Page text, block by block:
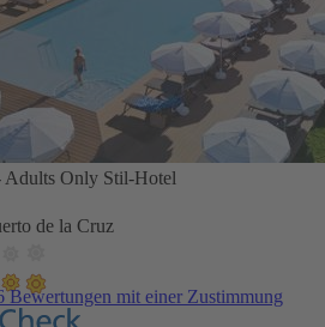
Only Stil-Hotel
de la Cruz
Bewertungen mit einer Zustimmung